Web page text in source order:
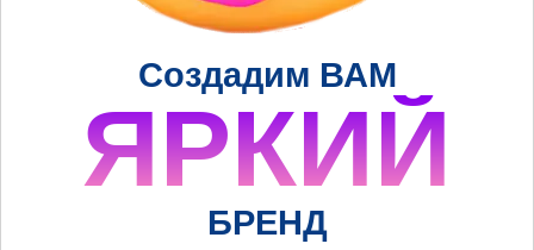
Создадим ВАМ
ЯРКИЙ
БРЕНД